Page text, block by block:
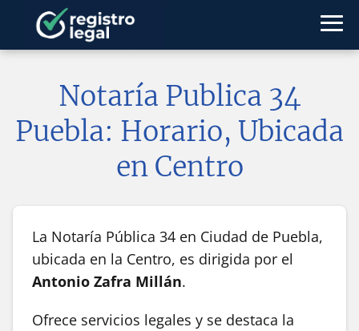
Notaría Publica 34
Puebla: Horario, Ubicada
en Centro
La Notaría Pública 34 en Ciudad de Puebla,
ubicada en la Centro, es dirigida por el
Antonio Zafra Millán.
Ofrece servicios legales y se destaca la